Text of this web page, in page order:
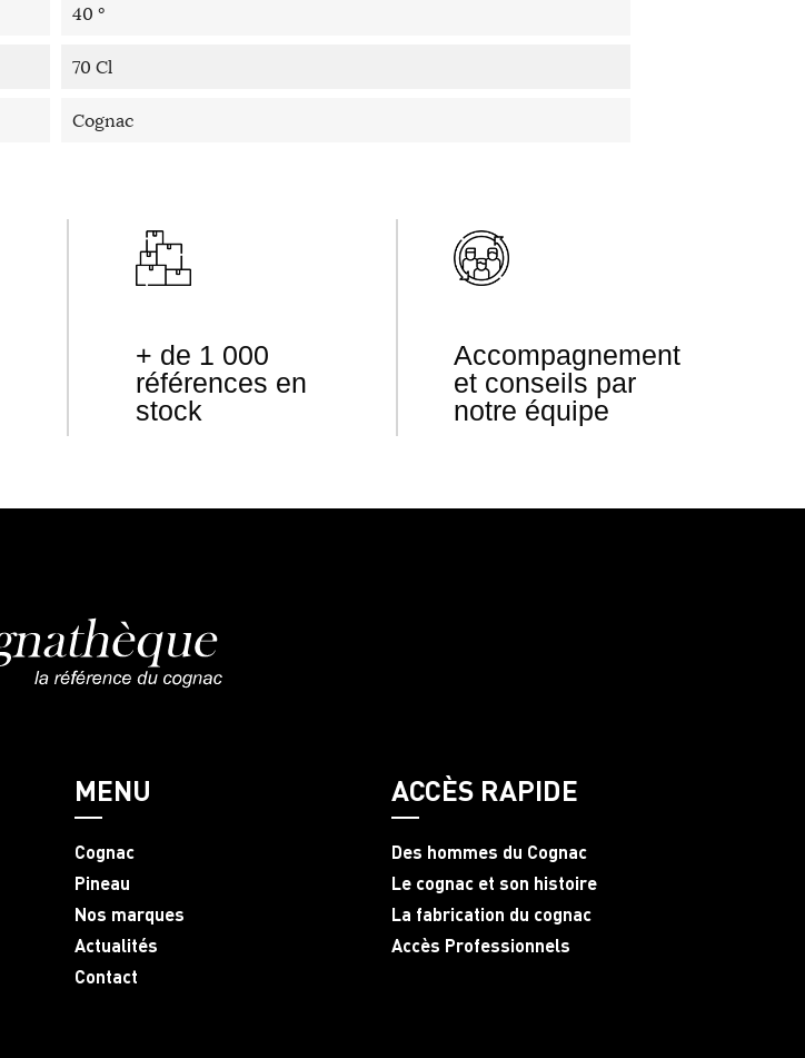
40 °
70 Cl
Cognac
+ de 1 000
références en
stock
Accompagnement
et conseils par
notre équipe
MENU
Cognac
Pineau
Nos marques
Actualités
Contact
ACCÈS RAPIDE
Des hommes du Cognac
Le cognac et son histoire
La fabrication du cognac
Accès Professionnels